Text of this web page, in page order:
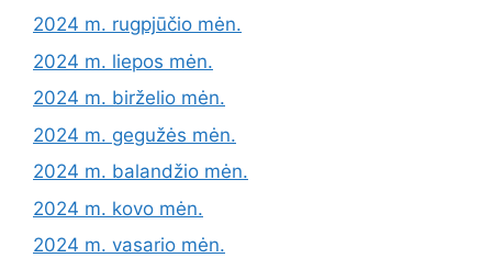
2024 m. rugpjūčio mėn.
2024 m. liepos mėn.
2024 m. birželio mėn.
2024 m. gegužės mėn.
2024 m. balandžio mėn.
2024 m. kovo mėn.
2024 m. vasario mėn.